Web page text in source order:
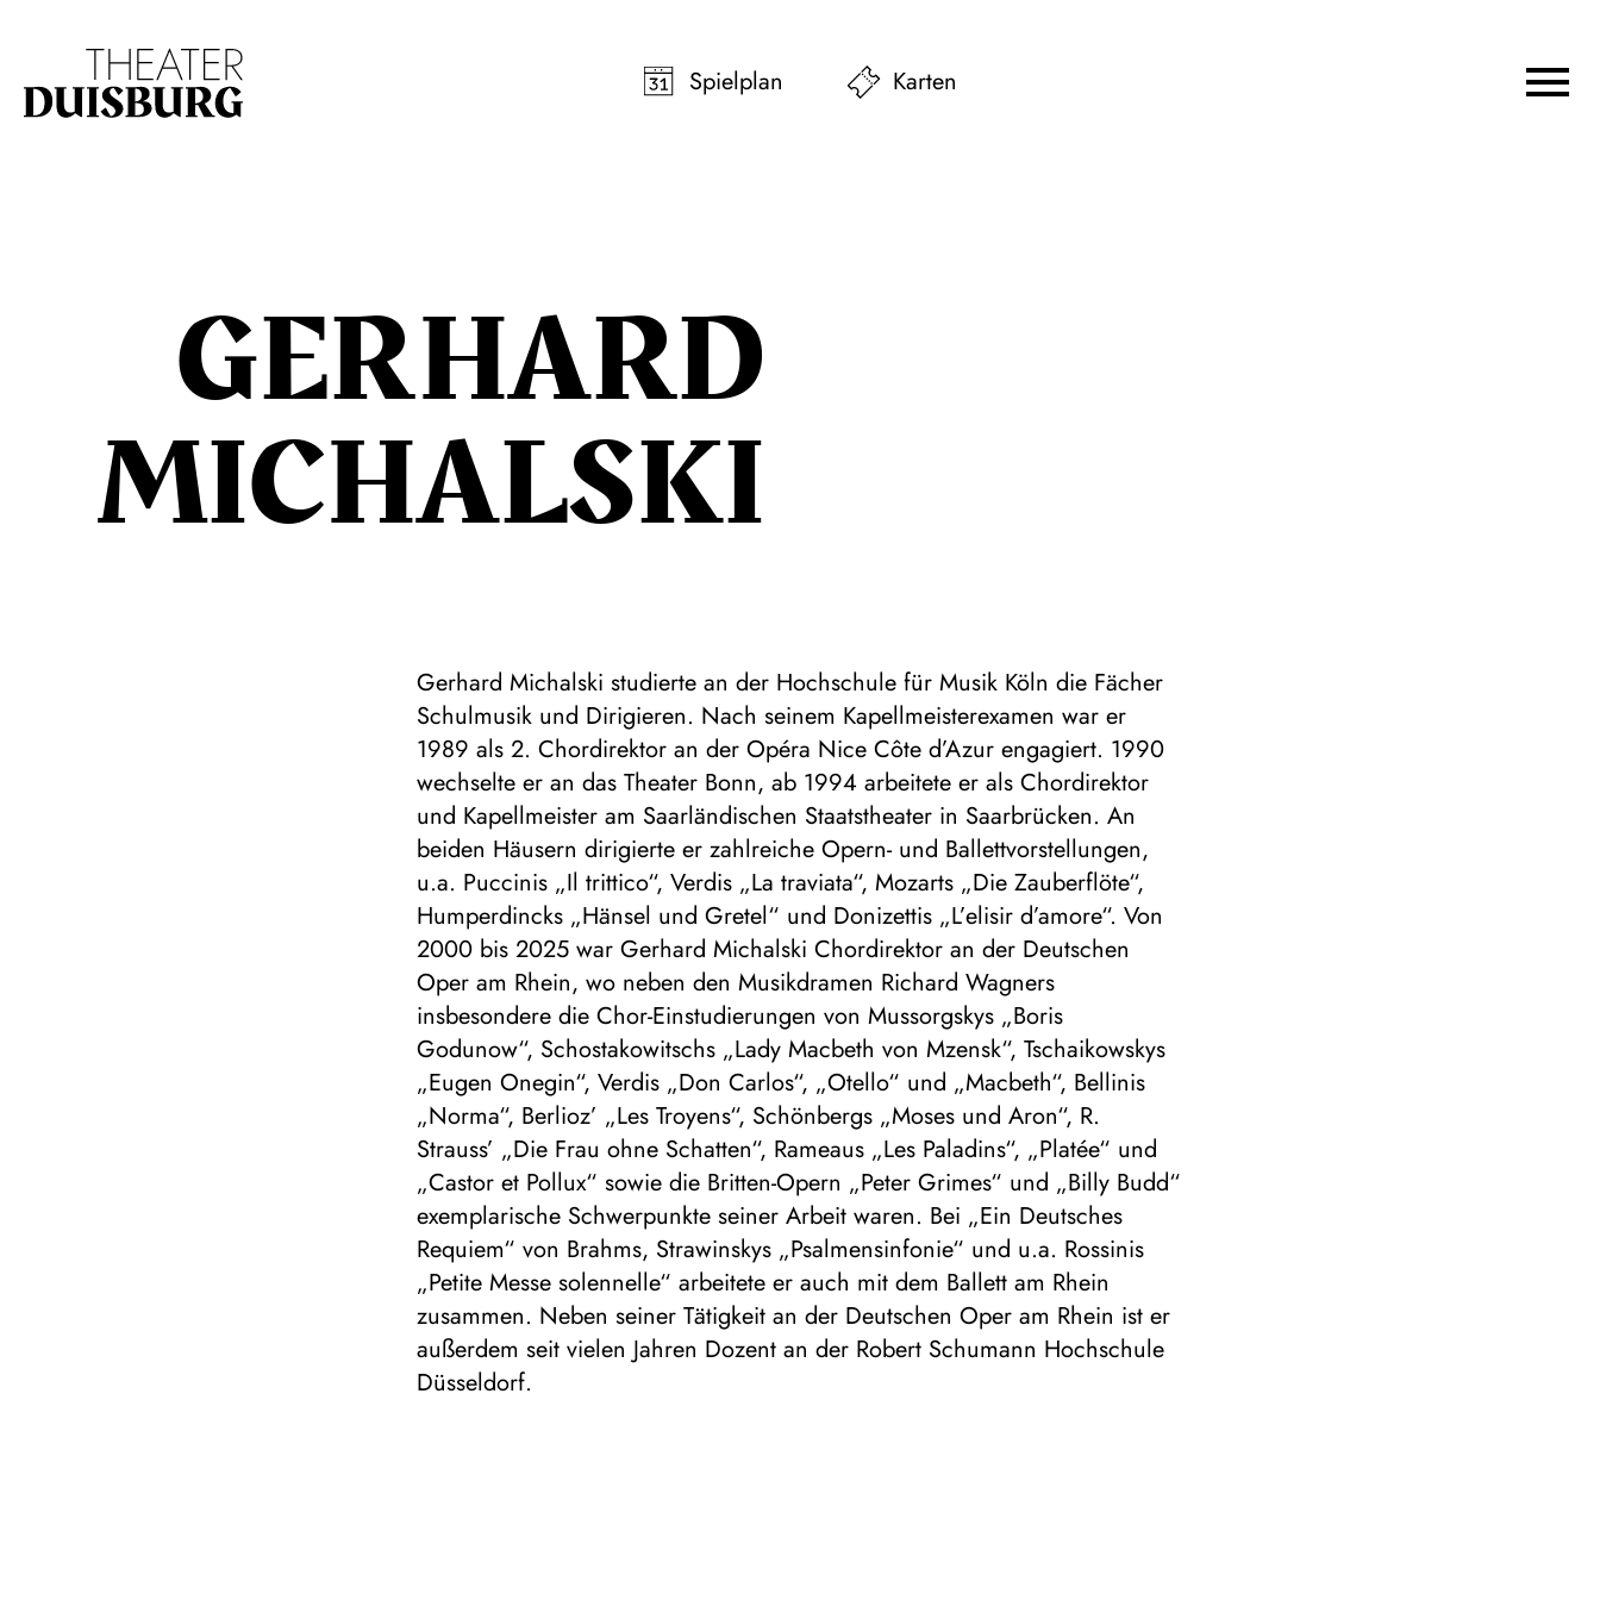
Spielplan
Karten
GERHARD
MICHALSKI
Gerhard Michalski studierte an der Hochschule für Musik Köln die Fächer
Schulmusik und Dirigieren. Nach seinem Kapellmeisterexamen war er
1989 als 2. Chordirektor an der Opéra Nice Côte d’Azur engagiert. 1990
wechselte er an das Theater Bonn, ab 1994 arbeitete er als Chordirektor
und Kapellmeister am Saarländischen Staatstheater in Saarbrücken. An
beiden Häusern dirigierte er zahlreiche Opern- und Ballettvorstellungen,
u.a. Puccinis „Il trittico“, Verdis „La traviata“, Mozarts „Die Zauberflöte“,
Humperdincks „Hänsel und Gretel“ und Donizettis „L’elisir d’amore“. Von
2000 bis 2025 war Gerhard Michalski Chordirektor an der Deutschen
Oper am Rhein, wo neben den Musikdramen Richard Wagners
insbesondere die Chor-Einstudierungen von Mussorgskys „Boris
Godunow“, Schostakowitschs „Lady Macbeth von Mzensk“, Tschaikowskys
„Eugen Onegin“, Verdis „Don Carlos“, „Otello“ und „Macbeth“, Bellinis
„Norma“, Berlioz’ „Les Troyens“, Schönbergs „Moses und Aron“, R.
Strauss’ „Die Frau ohne Schatten“, Rameaus „Les Paladins“, „Platée“ und
„Castor et Pollux“ sowie die Britten-Opern „Peter Grimes“ und „Billy Budd“
exemplarische Schwerpunkte seiner Arbeit waren. Bei „Ein Deutsches
Requiem“ von Brahms, Strawinskys „Psalmensinfonie“ und u.a. Rossinis
„Petite Messe solennelle“ arbeitete er auch mit dem Ballett am Rhein
zusammen. Neben seiner Tätigkeit an der Deutschen Oper am Rhein ist er
außerdem seit vielen Jahren Dozent an der Robert Schumann Hochschule
Düsseldorf.